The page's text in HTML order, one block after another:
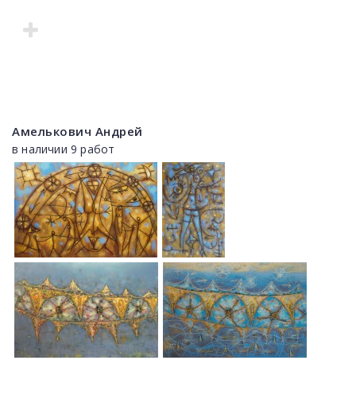
Амелькович Андрей
в наличии 9 работ